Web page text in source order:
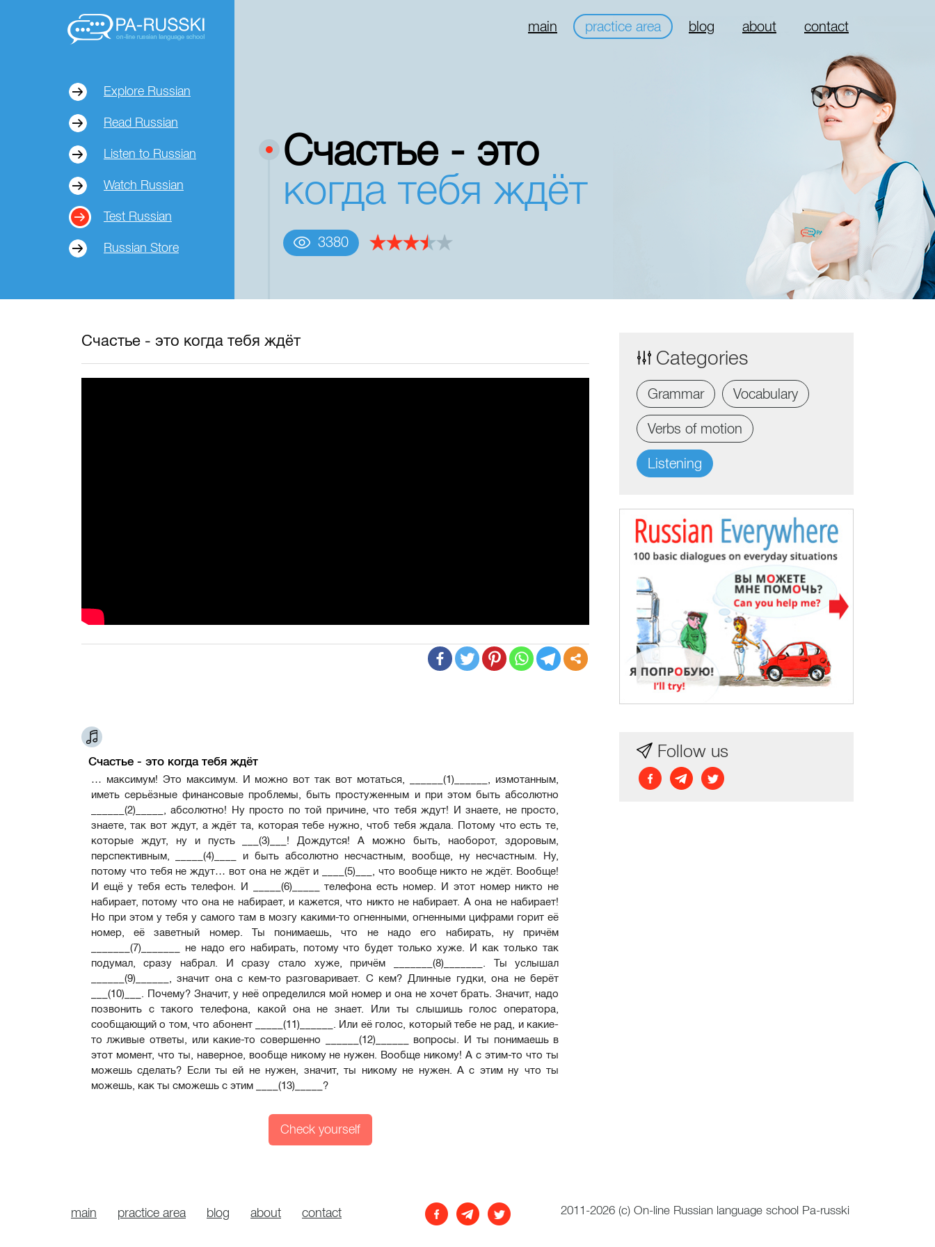
main practice area blog about contact
Explore Russian
Read Russian
Listen to Russian
Watch Russian
Test Russian
Russian Store
Счастье - это
когда тебя ждёт
3380
Счастье - это когда тебя ждёт
Счастье - это когда тебя ждёт
… максимум! Это максимум. И можно вот так вот мотаться, ______(1)______, измотанным,
иметь серьёзные финансовые проблемы, быть простуженным и при этом быть абсолютно
______(2)_____, абсолютно! Ну просто по той причине, что тебя ждут! И знаете, не просто,
знаете, так вот ждут, а ждёт та, которая тебе нужно, чтоб тебя ждала. Потому что есть те,
которые ждут, ну и пусть ___(3)___! Дождутся! А можно быть, наоборот, здоровым,
перспективным, _____(4)____ и быть абсолютно несчастным, вообще, ну несчастным. Ну,
потому что тебя не ждут… вот она не ждёт и ____(5)___, что вообще никто не ждёт. Вообще!
И ещё у тебя есть телефон. И _____(6)_____ телефона есть номер. И этот номер никто не
набирает, потому что она не набирает, и кажется, что никто не набирает. А она не набирает!
Но при этом у тебя у самого там в мозгу какими-то огненными, огненными цифрами горит её
номер, её заветный номер. Ты понимаешь, что не надо его набирать, ну причём
_______(7)_______ не надо его набирать, потому что будет только хуже. И как только так
подумал, сразу набрал. И сразу стало хуже, причём _______(8)_______. Ты услышал
______(9)______, значит она с кем-то разговаривает. С кем? Длинные гудки, она не берёт
___(10)___. Почему? Значит, у неё определился мой номер и она не хочет брать. Значит, надо
позвонить с такого телефона, какой она не знает. Или ты слышишь голос оператора,
сообщающий о том, что абонент _____(11)______. Или её голос, который тебе не рад, и какие-
то лживые ответы, или какие-то совершенно ______(12)______ вопросы. И ты понимаешь в
этот момент, что ты, наверное, вообще никому не нужен. Вообще никому! А с этим-то что ты
можешь сделать? Если ты ей не нужен, значит, ты никому не нужен. А с этим ну что ты
можешь, как ты сможешь с этим ____(13)_____?
Check yourself
Categories
Grammar Vocabulary
Verbs of motion
Listening
Follow us
main practice area blog about contact 2011-2026 (с)On-line Russian language school Pa-russki